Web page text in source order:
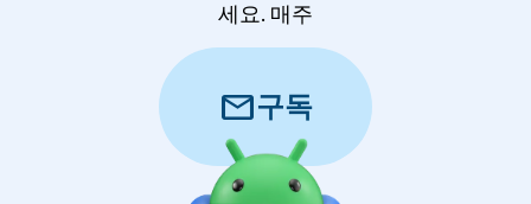
세요. 매주
mail구독